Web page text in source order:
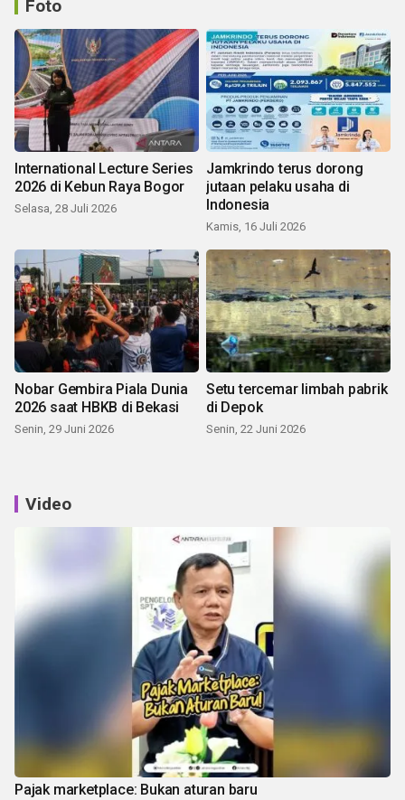
Foto
International Lecture Series
2026 di Kebun Raya Bogor
Selasa, 28 Juli 2026
Jamkrindo terus dorong
jutaan pelaku usaha di
Indonesia
Kamis, 16 Juli 2026
Nobar Gembira Piala Dunia
2026 saat HBKB di Bekasi
Senin, 29 Juni 2026
Setu tercemar limbah pabrik
di Depok
Senin, 22 Juni 2026
Video
Pajak marketplace: Bukan aturan baru